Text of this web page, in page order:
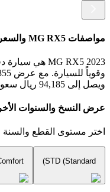
مواصفات MG RX5 والسعر في السعودية 2023
ويصل إلى 94,185 ريال سعودي.
عرض النسخ والسنوات
اختر مستوى القطع
STD (Standard)